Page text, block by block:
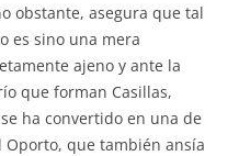
obstante, asegura que tal
es sino una mera
ajeno y ante la
que forman Casillas,
ha convertido en una de
que también ansía